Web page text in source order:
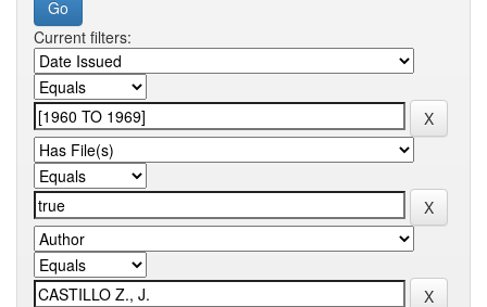
Current filters: